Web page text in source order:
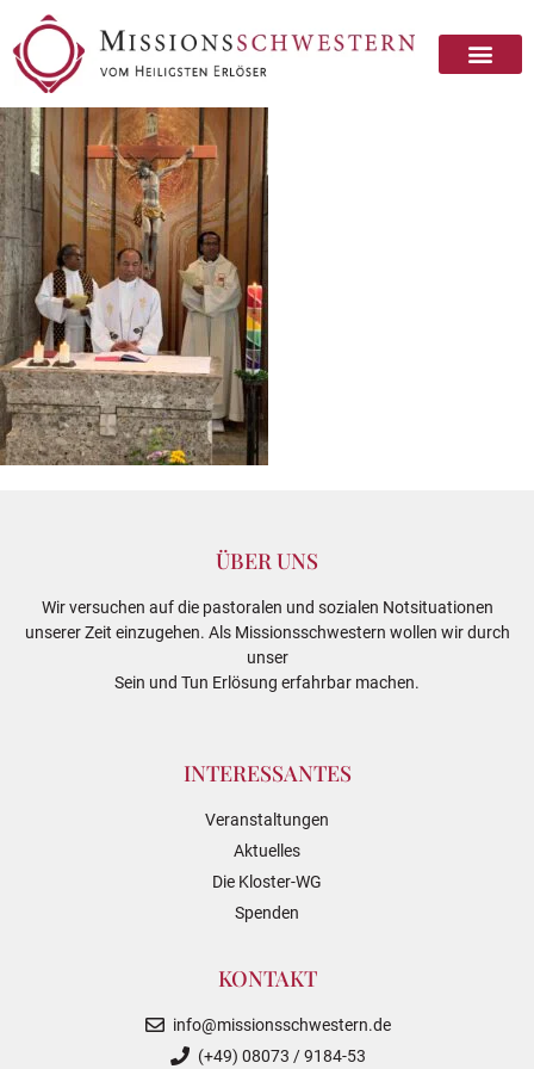
ÜBER UNS
Wir versuchen auf die pastoralen und sozialen Notsituationen
unserer Zeit einzugehen. Als Missionsschwestern wollen wir durch
unser
Sein und Tun Erlösung erfahrbar machen.
INTERESSANTES
Veranstaltungen
Aktuelles
Die Kloster-WG
Spenden
KONTAKT
info@missionsschwestern.de
(+49) 08073 / 9184-53